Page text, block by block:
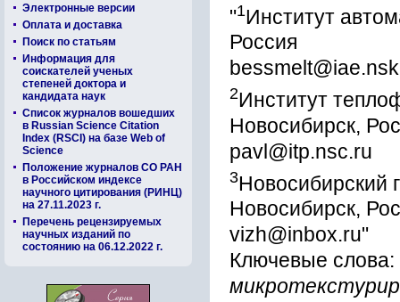
Электронные версии
Оплата и доставка
Поиск по статьям
Информация для
соискателей ученых
степеней доктора и
кандидата наук
Список журналов вошедших
в Russian Science Citation
Index (RSCI) на базе Web of
Science
Положение журналов СО РАН
в Российском индексе
научного цитирования (РИНЦ)
на 27.11.2023 г.
Перечень рецензируемых
научных изданий по
состоянию на 06.12.2022 г.
"1Институт
Россия
2Институт
Новосибирск,
pavl@itp.nsc.ru
3Новосибирский
Новосибирск,
vizh@inbox.ru"
Ключевые слова: